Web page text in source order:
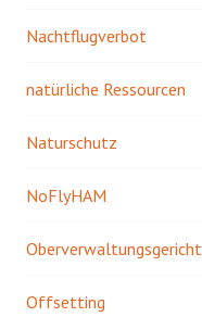
Nachtflugverbot
natürliche Ressourcen
Naturschutz
NoFlyHAM
Oberverwaltungsgericht
Offsetting